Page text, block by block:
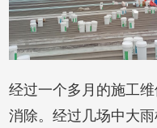
经过一个多月的施工
消除。经过几场中大